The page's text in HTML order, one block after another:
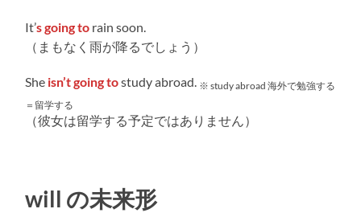
It’s going to rain soon.
（まもなく雨が降るでしょう）
She isn’t going tostudy abroad. ※ study abroad 海外で勉強する
＝留学する
（彼女は留学する予定ではありません）
will の未来形